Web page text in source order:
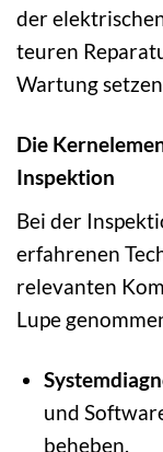
der
teuren
Wartung
Die
Inspektion
Bei der
erfahrenen
relevanten
Lupe
und
beheben.